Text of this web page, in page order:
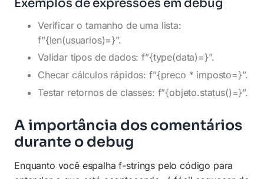
Exemplos de expressões em debug
Verificar o tamanho de uma lista:
f”{len(usuarios)=}”.
Validar tipos de dados: f”{type(data)=}”.
Checar cálculos rápidos: f”{preco * imposto=}”.
Testar retornos de classes: f”{objeto.status()=}”.
A importância dos comentários
durante o debug
Enquanto você espalha f-strings pelo código para